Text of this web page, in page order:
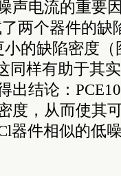
声电流的重要
两个器件的缺
的缺陷密度
同样有助于其
出结论：
度，从而使其
器件相似的低